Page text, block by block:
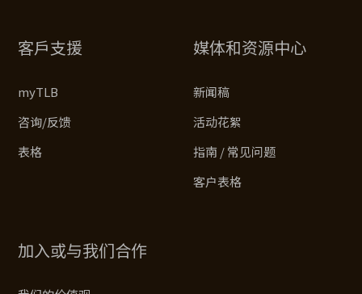
客戶支援
myTLB
咨询/反馈
表格
媒体和资源中心
新闻稿
活动花絮
指南 / 常见问题
客户表格
加入或与我们合作